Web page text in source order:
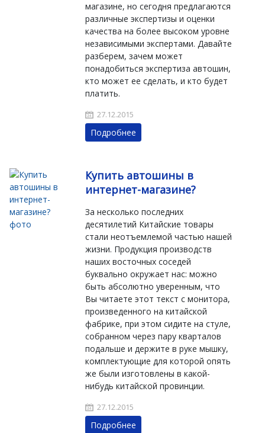
магазине, но сегодня предлагаются
различные экспертизы и оценки
качества на более высоком уровне
независимыми экспертами. Давайте
разберем, зачем может
понадобиться экспертиза автошин,
кто может ее сделать, и кто будет
платить.
27.12.2015
Подробнее
Купить автошины в
интернет-магазине?
За несколько последних
десятилетий Китайские товары
стали неотъемлемой частью нашей
жизни. Продукция производств
наших восточных соседей
буквально окружает нас: можно
быть абсолютно уверенным, что
Вы читаете этот текст с монитора,
произведенного на китайской
фабрике, при этом сидите на стуле,
собранном через пару кварталов
подальше и держите в руке мышку,
комплектующие для которой опять
же были изготовлены в какой-
нибудь китайской провинции.
27.12.2015
Подробнее